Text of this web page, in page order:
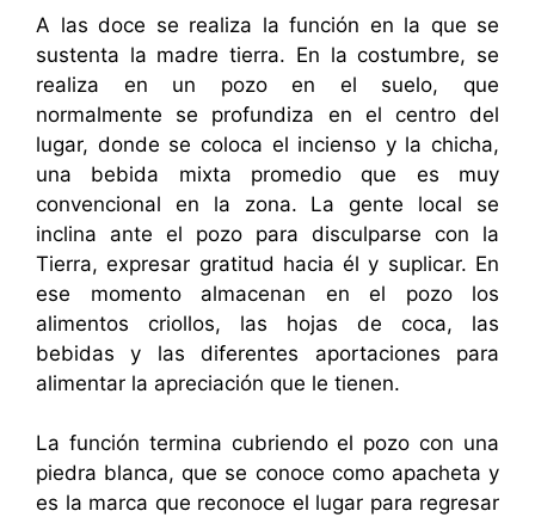
A las doce se realiza la función en la que se
sustenta la madre tierra. En la costumbre, se
realiza en un pozo en el suelo, que
normalmente se profundiza en el centro del
lugar, donde se coloca el incienso y la chicha,
una bebida mixta promedio que es muy
convencional en la zona. La gente local se
inclina ante el pozo para disculparse con la
Tierra, expresar gratitud hacia él y suplicar. En
ese momento almacenan en el pozo los
alimentos criollos, las hojas de coca, las
bebidas y las diferentes aportaciones para
alimentar la apreciación que le tienen.
La función termina cubriendo el pozo con una
piedra blanca, que se conoce como apacheta y
es la marca que reconoce el lugar para regresar